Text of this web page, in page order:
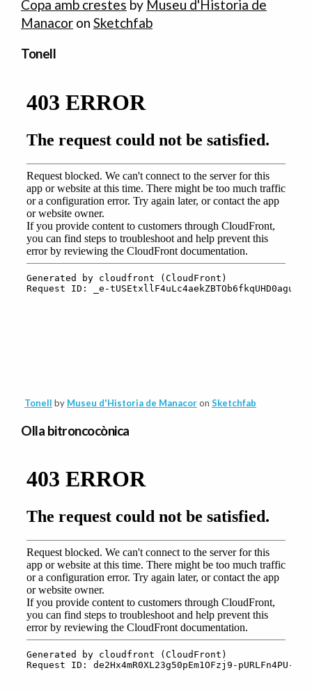
Copa amb crestes by Museu d'Historia de
Manacor on Sketchfab
Tonell
Tonell by Museu d'Historia de Manacoron Sketchfab
Olla bitroncocònica